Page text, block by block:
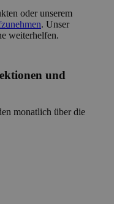
oder unserem
. Unser
weiterhelfen.
und
monatlich über die